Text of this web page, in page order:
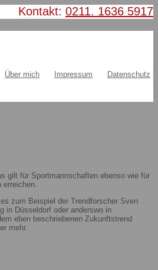
Kontakt: 0211. 1636 5917
Über mich Impressum Datenschutz
gilt für Sportmannschaften ebenso wie für
erreichen.
zum Beispiel der Trendforscher Sven
in Düsseldorf oder anderswo in
eben beschriebenen Zukunftstrend
mehr.